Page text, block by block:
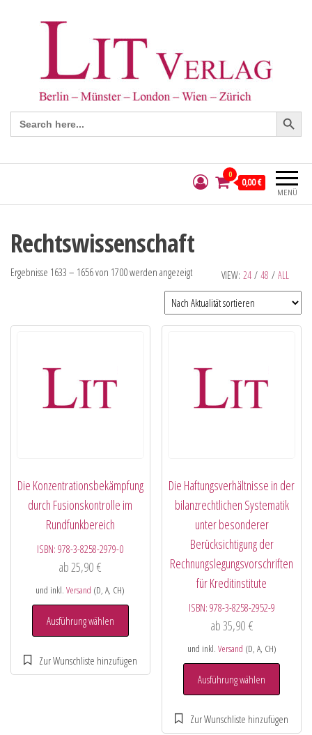
Search
for:
Search Button
MENÜ
0
0,00 €
Rechtswissenschaft
VIEW: 24 / 48 / ALL
Ergebnisse 1633 – 1656 von 1700 werden angezeigt
Die Konzentrationsbekämpfung
durch Fusionskontrolle im
Rundfunkbereich
ISBN:978-3-8258-2979-0
ab 25,90€
und inkl.Versand (D, A, CH)
Ausführung wählen
Die Haftungsverhältnisse in der
bilanzrechtlichen Systematik
unter besonderer
Berücksichtigung der
Rechnungslegungsvorschriften
für Kreditinstitute
ISBN: 978-3-8258-2952-9
ab35,90 €
und inkl. Versand (D, A, CH)
Ausführung wählen